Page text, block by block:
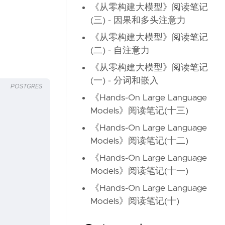
POSTGRES
《从零构建大模型》阅读笔记
(三) - 因果和多头注意力
《从零构建大模型》阅读笔记
(二) - 自注意力
《从零构建大模型》阅读笔记
(一) - 分词和嵌入
《Hands-On Large Language
Models》阅读笔记(十三)
《Hands-On Large Language
Models》阅读笔记(十二)
《Hands-On Large Language
Models》阅读笔记(十一)
《Hands-On Large Language
Models》阅读笔记(十)